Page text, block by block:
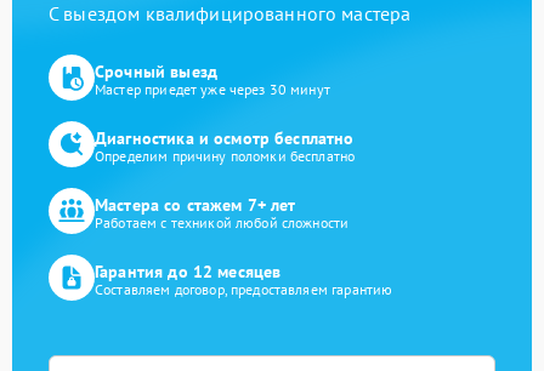
С выездом квалифицированного мастера
Срочный выезд
Мастер приедет уже через 30 минут
Диагностика и осмотр бесплатно
Определим причину поломки бесплатно
Мастера со стажем 7+ лет
Работаем с техникой любой сложности
Гарантия до 12 месяцев
Составляем договор, предоставляем гарантию